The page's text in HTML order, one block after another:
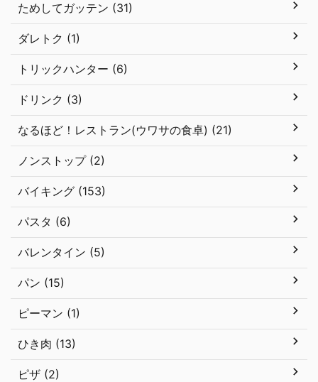
ためしてガッテン (31)
ダレトク (1)
トリックハンター (6)
ドリンク (3)
なるほど！レストラン(ウワサの食卓) (21)
ノンストップ (2)
バイキング (153)
パスタ (6)
バレンタイン (5)
パン (15)
ピーマン (1)
ひき肉 (13)
ピザ (2)